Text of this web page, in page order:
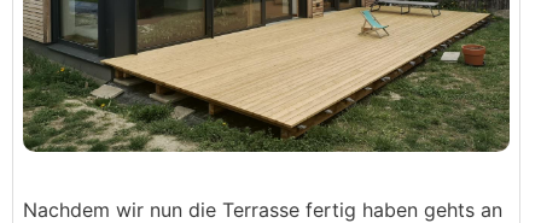
Nachdem wir nun die Terrasse fertig haben gehts an